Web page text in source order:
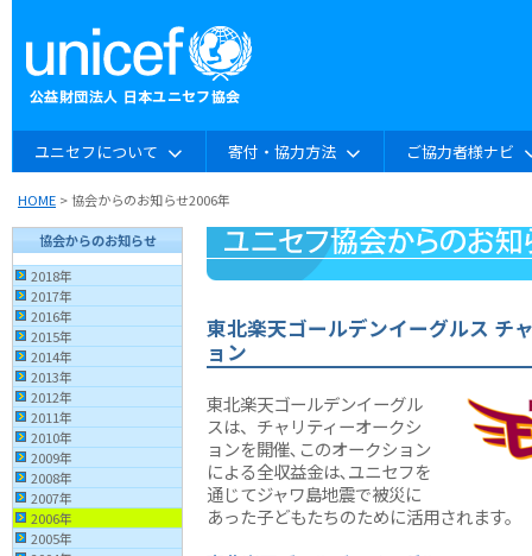
ユニセフについて 寄付・協力方法 ご協力者様ナビ
HOME > 協会からのお知らせ2006年
協会からのお知らせ
2018年
2017年
2016年
2015年
2014年
2013年
2012年
2011年
2010年
2009年
2008年
2007年
2006年
2005年
東北楽天ゴールデンイーグルス チ
ョン
東北楽天ゴールデンイーグル
スは、チャリティーオークシ
ョンを開催､このオークション
による全収益金は､ユニセフを
通じてジャワ島地震で被災に
あった子どもたちのために活用されます。